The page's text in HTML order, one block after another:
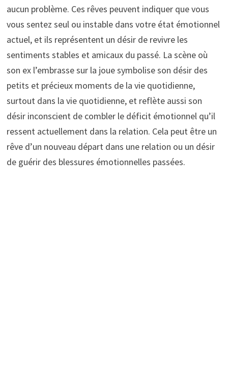
aucun problème. Ces rêves peuvent indiquer que vous
vous sentez seul ou instable dans votre état émotionnel
actuel, et ils représentent un désir de revivre les
sentiments stables et amicaux du passé. La scène où
son ex l’embrasse sur la joue symbolise son désir des
petits et précieux moments de la vie quotidienne,
surtout dans la vie quotidienne, et reflète aussi son
désir inconscient de combler le déficit émotionnel qu’il
ressent actuellement dans la relation. Cela peut être un
rêve d’un nouveau départ dans une relation ou un désir
de guérir des blessures émotionnelles passées.